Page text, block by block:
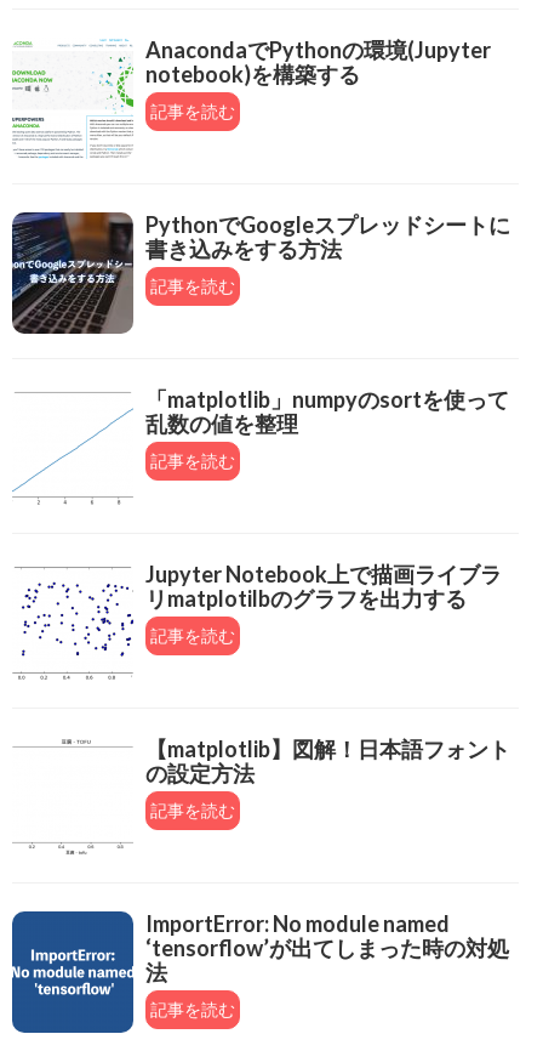
AnacondaでPythonの環境(Jupyter
notebook)を構築する
記事を読む
PythonでGoogleスプレッドシートに
書き込みをする方法
記事を読む
「matplotlib」numpyのsortを使って
乱数の値を整理
記事を読む
Jupyter Notebook上で描画ライブラ
リmatplotilbのグラフを出力する
記事を読む
【matplotlib】図解！日本語フォント
の設定方法
記事を読む
ImportError: No module named
‘tensorflow’が出てしまった時の対処
法
記事を読む